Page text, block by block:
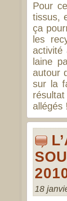
Pour
tissus,
ça
les
activité
laine
autour
sur la
allégés !
18